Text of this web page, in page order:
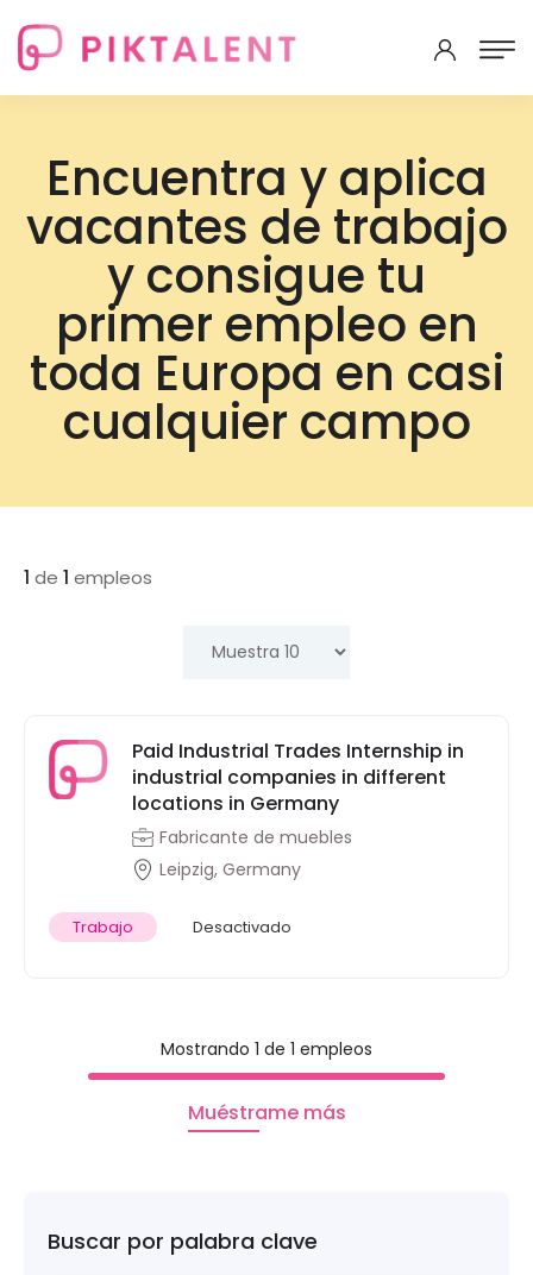
Encuentra y aplica
vacantes de trabajo
y consigue tu
primer empleo en
toda Europa en casi
cualquier campo
Buscar por palabra clave
1 de 1 empleos
Paid Industrial Trades Internship in
industrial companies in different
locations in Germany
Fabricante de muebles
Leipzig, Germany
Trabajo Desactivado
Mostrando 1 de 1 empleos
Muéstrame más